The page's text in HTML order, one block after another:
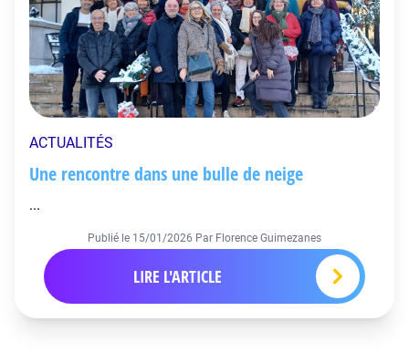
ACTUALITÉS
Une rencontre dans une bulle de neige
...
Publié le 15/01/2026 Par Florence Guimezanes
LIRE L'ARTICLE